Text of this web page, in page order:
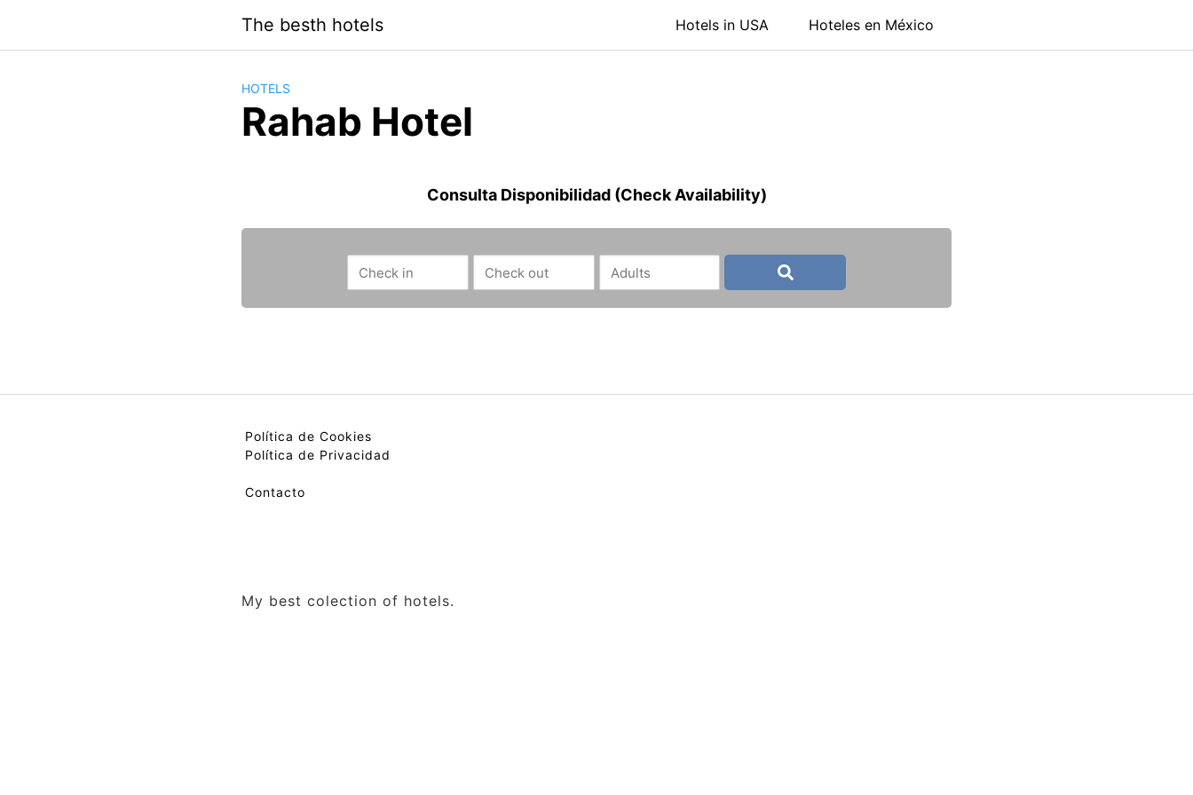
contenido
The besth hotels Hotels in USA Hoteles en México
HOTELS
Rahab Hotel
Consulta Disponibilidad (Check Availability)
Política de Cookies
Política de Privacidad
Contacto
My best colection of hotels.